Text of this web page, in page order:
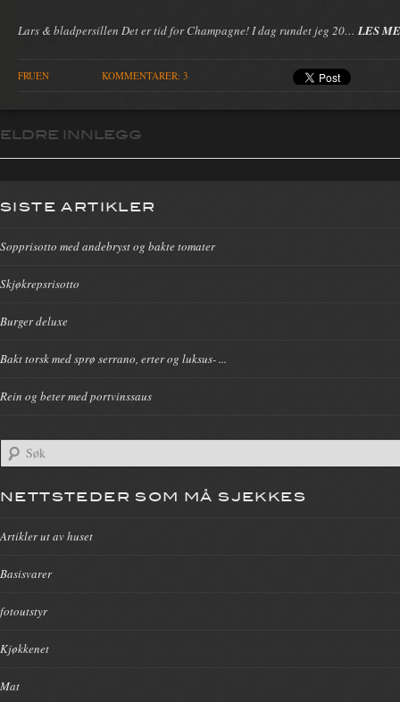
Lars & bladpersillen Det er tid for Champagne! I dag rundet jeg 20… LES
FRUEN KOMMENTARER: 3
Innleggsnavigasjon
ELDRE INNLEGG
SISTE ARTIKLER
Sopprisotto med andebryst og bakte tomater
Skjøkrepsrisotto
Burger deluxe
Bakt torsk med sprø serrano, erter og luksus- ...
Rein og beter med portvinssaus
NETTSTEDER SOM MÅ SJEKKES
Artikler ut av huset
Basisvarer
fotoutstyr
Kjøkkenet
Mat